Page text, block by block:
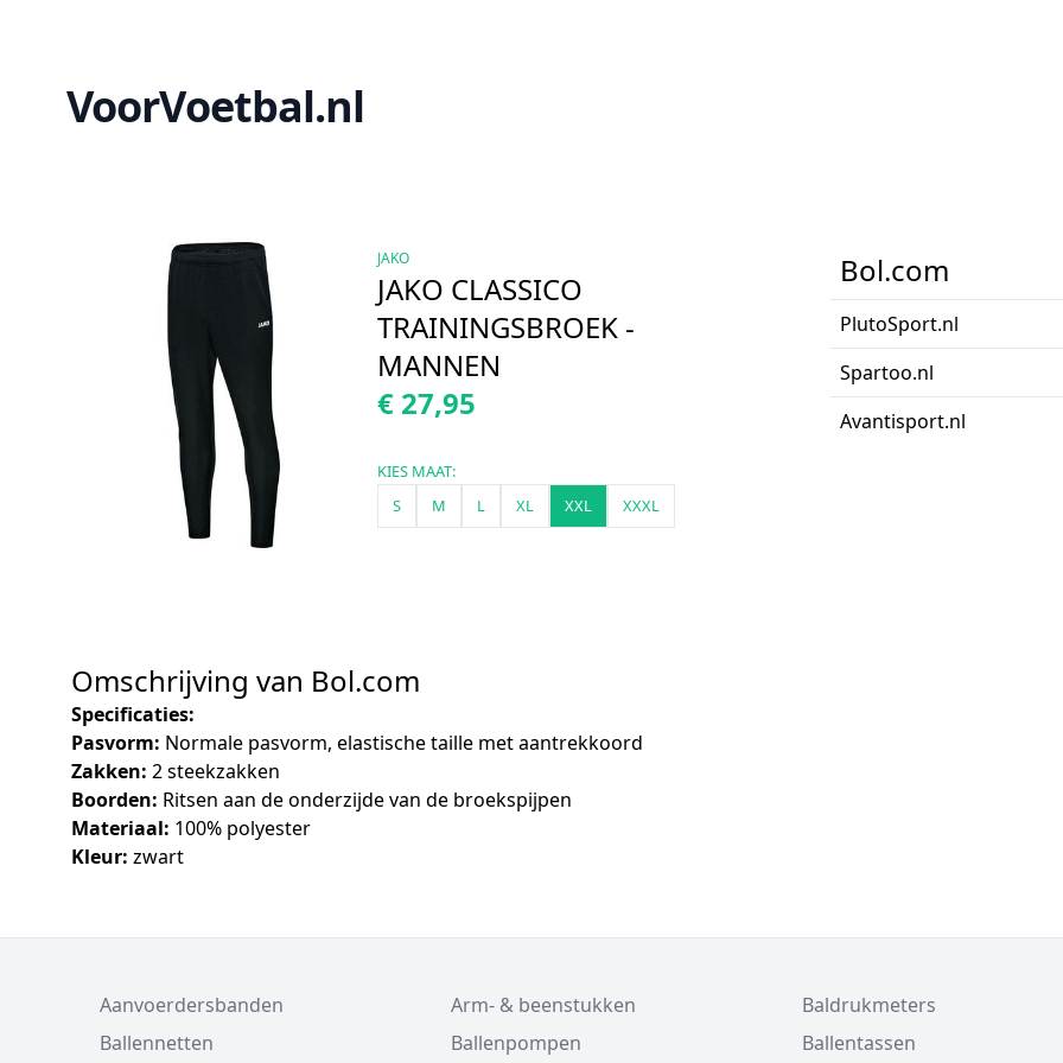
VoorVoetbal.nl
JAKO
JAKO CLASSICO
TRAININGSBROEK -
MANNEN
€ 27,95
KIES MAAT:
S
M L XL XXL XXXL
Bol.com
PlutoSport.nl
Spartoo.nl
Avantisport.nl
Omschrijving van Bol.com
Specificaties:
Pasvorm: Normale pasvorm, elastische taille met aantrekkoord
Zakken: 2 steekzakken
Boorden: Ritsen aan de onderzijde van de broekspijpen
Materiaal: 100% polyester
Kleur: zwart
Aanvoerdersbanden Arm- & beenstukken Baldrukmeters
Ballennetten
Ballenpompen Ballentassen